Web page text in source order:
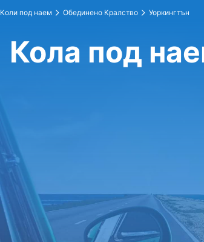
Коли под наем Обединено Кралство Уоркингтън
Кола под